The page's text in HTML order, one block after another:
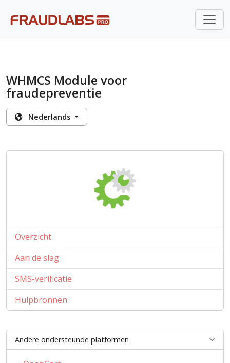
WHMCS Module voor
fraudepreventie
Nederlands
Overzicht
Aan de slag
SMS-verificatie
Hulpbronnen
Andere ondersteunde platformen